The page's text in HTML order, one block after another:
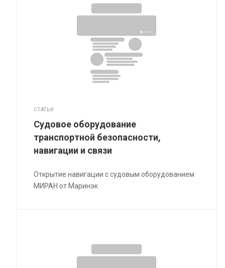
СТАТЬИ
Судовое оборудование
транспортной безопасности,
навигации и связи
Открытие навигации с судовым оборудованием
МИРАН от Маринэк